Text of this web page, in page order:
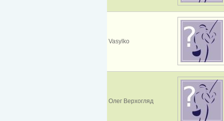
Vasylko
Олег Верхогляд